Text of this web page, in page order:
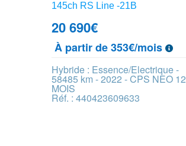
145ch RS Line -21B
20 690€
À partir de 353€/mois
Hybride : Essence/Electrique -
58485 km - 2022 - CPS NEO 12
MOIS
Réf. : 440423609633